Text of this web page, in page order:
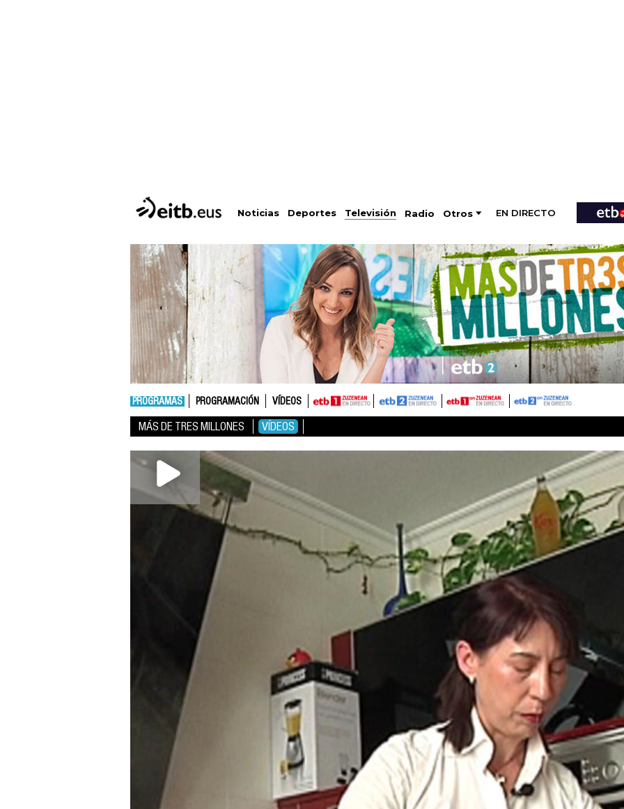
Noticias Deportes Televisión Radio Otros EN DIRECTO
PROGRAMAS PROGRAMACIÓN VÍDEOS
MÁS DE TRES MILLONES VÍDEOS